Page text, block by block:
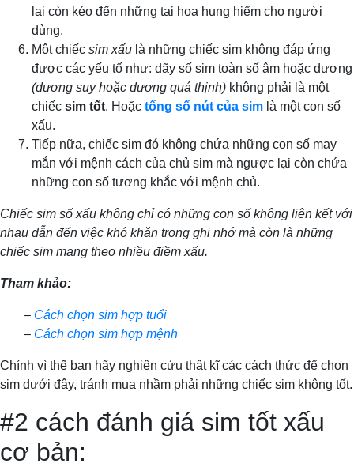
lại còn kéo đến những tai họa hung hiểm cho người
dùng.
Một chiếc sim xấu là những chiếc sim không đáp ứng
được các yếu tố như: dãy số sim toàn số âm hoặc dương
(dương suy hoặc dương quá thịnh) không phải là một
chiếc sim tốt. Hoặc tổng số nút của sim là một con số
xấu.
Tiếp nữa, chiếc sim đó không chứa những con số may
mắn với mệnh cách của chủ sim mà ngược lại còn chứa
những con số tương khắc với mệnh chủ.
Chiếc sim số xấu không chỉ có những con số không liên kết với
nhau dẫn đến việc khó khăn trong ghi nhớ mà còn là những
chiếc sim mang theo nhiều điềm xấu.
Tham khảo:
– Cách chọn sim hợp tuổi
– Cách chọn sim hợp mệnh
Chính vì thế bạn hãy nghiên cứu thật kĩ các cách thức để chọn
sim dưới đây, tránh mua nhầm phải những chiếc sim không tốt.
#2 cách đánh giá sim tốt xấu
cơ bản: